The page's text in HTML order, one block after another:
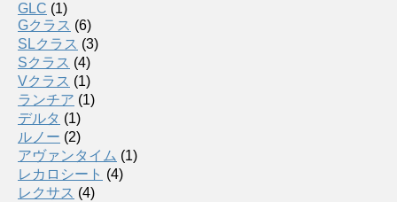
GLC (1)
Gクラス (6)
SLクラス (3)
Sクラス (4)
Vクラス (1)
ランチア (1)
デルタ (1)
ルノー (2)
アヴァンタイム (1)
レカロシート (4)
レクサス (4)